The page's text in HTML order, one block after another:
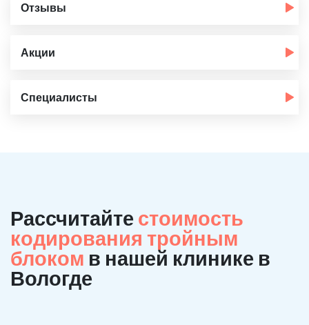
Отзывы
Акции
Специалисты
Рассчитайте стоимость
кодирования тройным
блоком в нашей клинике в
Вологде